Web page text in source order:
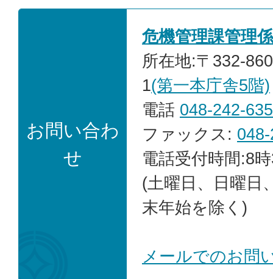
お問い合わ
せ
危機管理課管理係
所在地:〒332-
1(第一本庁舎5階)
電話 048-242-
ファックス:
電話受付時間:8
(土曜日、日曜日
末年始を除く)
メールでのお問